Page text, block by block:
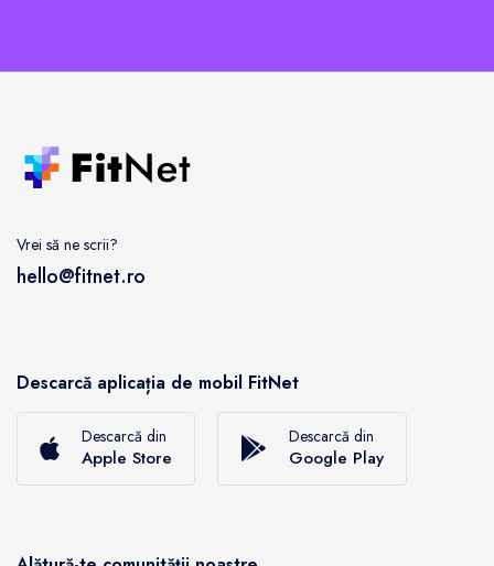
Vrei să ne scrii?
hello@fitnet.ro
Descarcă aplicația de mobil FitNet
Descarcă din
Apple Store
Descarcă din
Google Play